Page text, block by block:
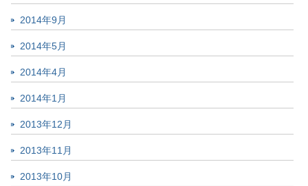
2014年9月
2014年5月
2014年4月
2014年1月
2013年12月
2013年11月
2013年10月